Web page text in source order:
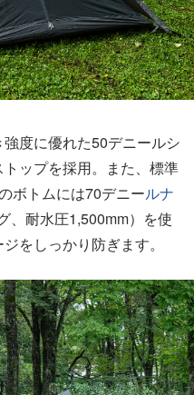
度に優れた50デニールシ
ップを採用。また、標準
ボトムには70デニールナ
、耐水圧1,500mm）を使
をしっかり防ぎます。